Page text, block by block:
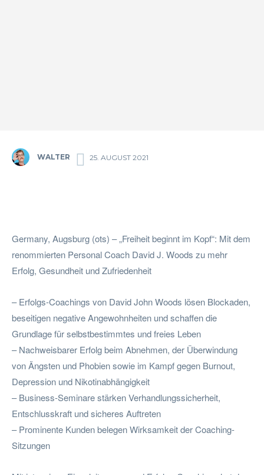
WALTER 25. AUGUST 2021
Germany, Augsburg (ots) – „Freiheit beginnt im Kopf“: Mit dem
renommierten Personal Coach David J. Woods zu mehr
Erfolg, Gesundheit und Zufriedenheit
– Erfolgs-Coachings von David John Woods lösen Blockaden,
beseitigen negative Angewohnheiten und schaffen die
Grundlage für selbstbestimmtes und freies Leben
– Nachweisbarer Erfolg beim Abnehmen, der Überwindung
von Ängsten und Phobien sowie im Kampf gegen Burnout,
Depression und Nikotinabhängigkeit
– Business-Seminare stärken Verhandlungssicherheit,
Entschlusskraft und sicheres Auftreten
– Prominente Kunden belegen Wirksamkeit der Coaching-
Sitzungen